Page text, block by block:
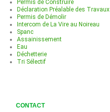
Permis de Construire
Déclaration Préalable des Travaux
Permis de Démolir
Intercom de La Vire au Noireau
Spanc
Assainissement
Eau
Déchetterie
Tri Sélectif
CONTACT